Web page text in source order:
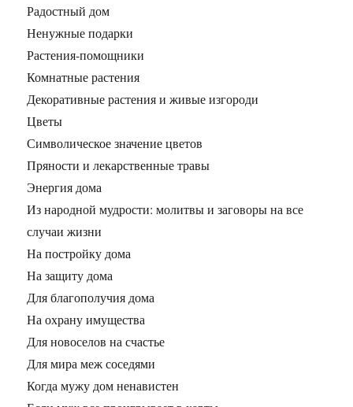
Радостный дом
Ненужные подарки
Растения-помощники
Комнатные растения
Декоративные растения и живые изгороди
Цветы
Символическое значение цветов
Пряности и лекарственные травы
Энергия дома
Из народной мудрости: молитвы и заговоры на все
случаи жизни
На постройку дома
На защиту дома
Для благополучия дома
На охрану имущества
Для новоселов на счастье
Для мира меж соседями
Когда мужу дом ненавистен